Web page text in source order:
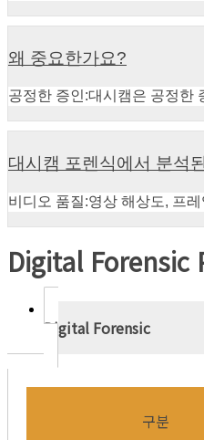
왜 중요한가요?
공정한 증인:대시캠은 공정한
대시캠 포렌식에서 분석
비디오 품질:영상 해상도, 프
Digital Forensic
Digital Forensic
구분